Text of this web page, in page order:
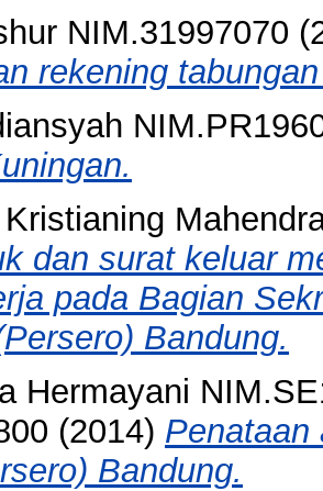
NIM.31997070
rekening
dan surat keluar
pada Bagian
Bandung.
Hermayani
(2014) Penataan
Bandung.